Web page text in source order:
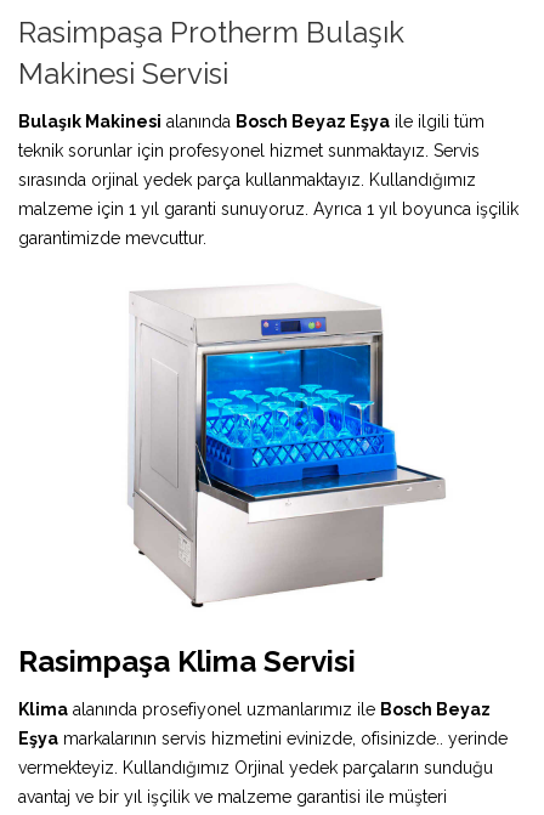
Rasimpaşa Protherm Bulaşık
Makinesi Servisi
Bulaşık Makinesi alanında Bosch Beyaz Eşya ile ilgili tüm
teknik sorunlar için profesyonel hizmet sunmaktayız. Servis
sırasında orjinal yedek parça kullanmaktayız. Kullandığımız
malzeme için 1 yıl garanti sunuyoruz. Ayrıca 1 yıl boyunca işçilik
garantimizde mevcuttur.
Rasimpaşa Klima Servisi
Klima alanında prosefiyonel uzmanlarımız ile Bosch Beyaz
Eşya markalarının servis hizmetini evinizde, ofisinizde.. yerinde
vermekteyiz. Kullandığımız Orjinal yedek parçaların sunduğu
avantaj ve bir yıl işçilik ve malzeme garantisi ile müşteri